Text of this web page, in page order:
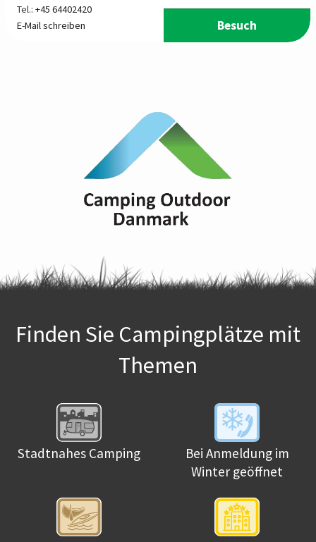
Tel.: +45 64402420
E-Mail schreiben
Besuch
Finden Sie Campingplätze mit
Themen
Stadtnahes Camping
Bei Anmeldung im
Winter geöffnet